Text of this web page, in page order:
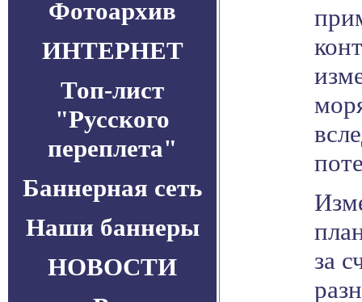
Фотоархив
ИНТЕРНЕТ
Топ-лист
"Русского
переплета"
Баннерная сеть
Наши баннеры
НОВОСТИ
за